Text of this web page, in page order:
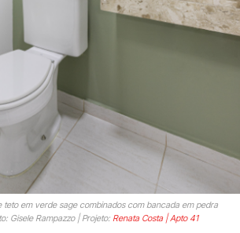
teto em verde sage combinados com bancada em pedra
Gisele Rampazzo | Projeto: Renata Costa | Apto 41